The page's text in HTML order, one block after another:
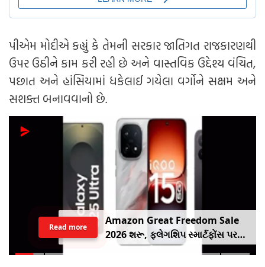
પીએમ મોદીએ કહ્યું કે તેમની સરકાર જાતિગત રાજકારણથી
ઉપર ઉઠીને કામ કરી રહી છે અને વાસ્તવિક ઉદ્દેશ્ય વંચિત,
પછાત અને હાંસિયામાં ધકેલાઈ ગયેલા વર્ગોને સક્ષમ અને
સશક્ત બનાવવાનો છે.
Amazon Great Freedom Sale
2026 શરૂ, ફ્લેગશિપ સ્માર્ટફોંસ પર
બંપર ડિસ્કાઉંટ, ચેક કરો ઓફર
Read more